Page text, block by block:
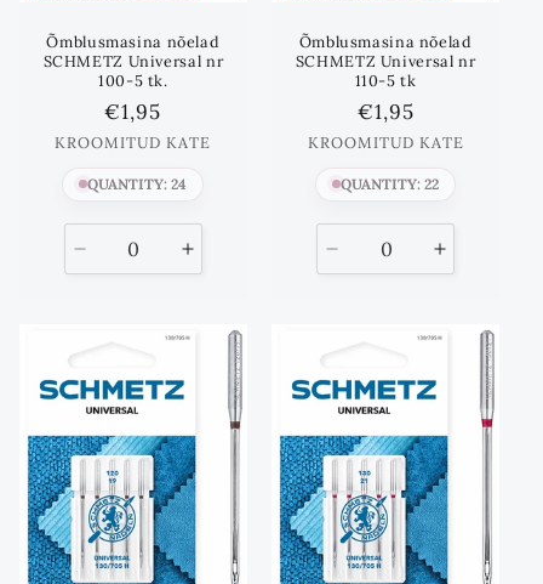
Õmblusmasina nõelad
SCHMETZ Universal nr
100-5 tk.
Standards
hind
€1,95
KROOMITUD KATE
QUANTITY: 24
Vähenda
Suurenda
Õmblusmasina nõelad
SCHMETZ Universal nr
110-5 tk
Standards
hind
€1,95
KROOMITUD KATE
QUANTITY: 22
Vähenda
Suurenda